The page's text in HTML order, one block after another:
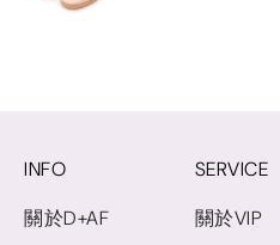
INFO
關於D+AF
SERVICE
關於VIP